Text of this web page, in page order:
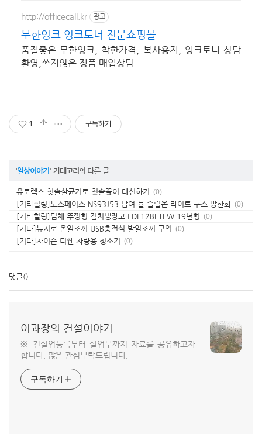
http://officecall.kr 광고
무한잉크 잉크토너 전문쇼핑몰
품질좋은 무한잉크, 착한가격, 복사용지, 잉크토너 상담
환영,쓰지않은 정품 매입상담
1 구독하기
'일상이야기' 카테고리의 다른 글
유토렉스 칫솔살균기로 칫솔꽂이 대신하기 (0)
[기타힐링]노스페이스 NS93J53 남여 뮬 슬립온 라이트 구스 방한화 (0)
[기타힐링]딤채 뚜껑형 김치냉장고 EDL12BFTFW 19년형 (0)
[기타]뉴지로 온열조끼 USB충전식 발열조끼 구입 (0)
[기타]차이슨 더쎈 차량용 청소기 (0)
댓글()
이과장의 건설이야기
※ 건설업등록부터 실업무까지 자료를 공유하고자
합니다. 많은 관심부탁드립니다.
구독하기